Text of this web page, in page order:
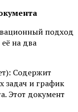
подход
на два
Содержит
задач и график
Этот документ